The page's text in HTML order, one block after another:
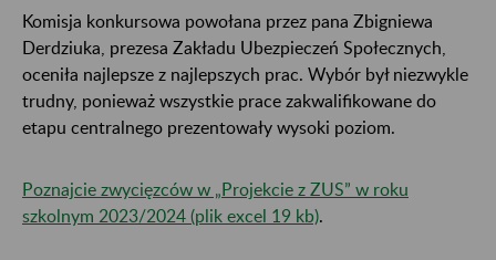
Komisja konkursowa powołana przez pana Zbigniewa
Derdziuka, prezesa Zakładu Ubezpieczeń Społecznych,
oceniła najlepsze z najlepszych prac. Wybór był niezwykle
trudny, ponieważ wszystkie prace zakwalifikowane do
etapu centralnego prezentowały wysoki poziom.
Poznajcie zwycięzców w „Projekcie z ZUS” w roku
szkolnym 2023/2024 (plik excel 19 kb).